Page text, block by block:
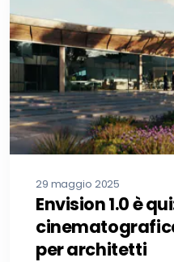
29 maggio 2025
Envision 1.0 è
per architetti